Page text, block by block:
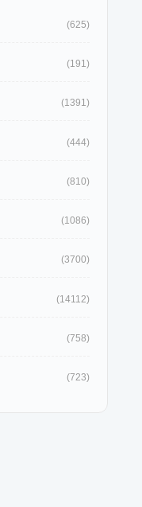
(625)
(191)
(1391)
(444)
(810)
(1086)
(3700)
(14112)
(758)
(723)